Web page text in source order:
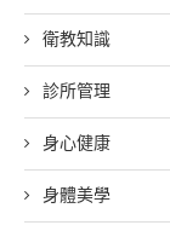
衛教知識
診所管理
身心健康
身體美學